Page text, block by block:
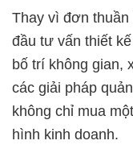
Thay vì đơn thuần
đầu tư vấn thiết
bố trí không gian,
các giải pháp
không chỉ mua
hình kinh doanh.